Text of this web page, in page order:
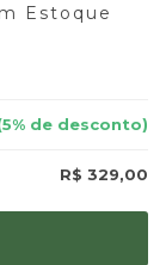
Estoque
de desconto)
R$ 329,00